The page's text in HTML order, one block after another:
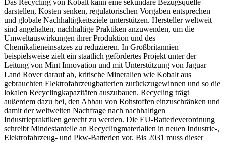
Das Recycling von Kobalt kann eine sekundäre Bezugsquelle
darstellen, Kosten senken, regulatorischen Vorgaben entsprechen
und globale Nachhaltigkeitsziele unterstützen. Hersteller weltweit
sind angehalten, nachhaltige Praktiken anzuwenden, um die
Umweltauswirkungen ihrer Produktion und des
Chemikalieneinsatzes zu reduzieren. In Großbritannien
beispielsweise zielt ein staatlich gefördertes Projekt unter der
Leitung von Mint Innovation und mit Unterstützung von Jaguar
Land Rover darauf ab, kritische Mineralien wie Kobalt aus
gebrauchten Elektrofahrzeugbatterien zurückzugewinnen und so die
lokalen Recyclingkapazitäten auszubauen. Recycling trägt
außerdem dazu bei, den Abbau von Rohstoffen einzuschränken und
damit der weltweiten Nachfrage nach nachhaltigen
Industriepraktiken gerecht zu werden. Die EU-Batterieverordnung
schreibt Mindestanteile an Recyclingmaterialien in neuen Industrie-,
Elektrofahrzeug- und Pkw-Batterien vor. Bis 2031 muss dieser